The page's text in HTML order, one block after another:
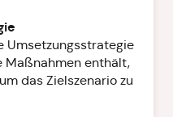
Umsetzungsstrategie
Maßnahmen enthält,
das Zielszenario zu